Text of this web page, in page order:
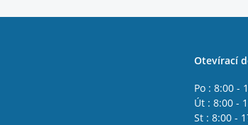
Otevírací
Po : 8:00 -
Út : 8:00 -
St : 8:00 -